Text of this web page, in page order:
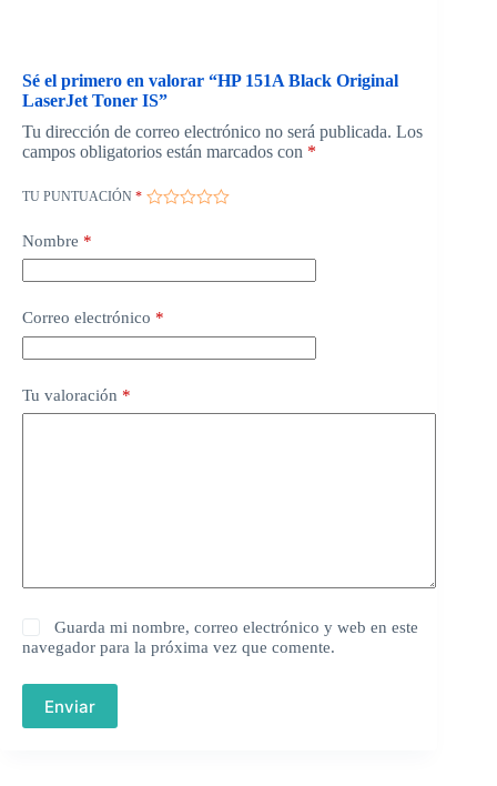
Sé el primero en valorar “HP 151A Black Original
LaserJet Toner IS”
Tu dirección de correo electrónico no será publicada. Los
campos obligatorios están marcados con *
TU PUNTUACIÓN *
Nombre *
Correo electrónico *
Tu valoración *
Guarda mi nombre, correo electrónico y web en este
navegador para la próxima vez que comente.
Enviar